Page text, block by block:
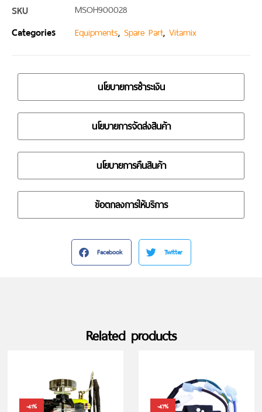
SKU MSOH900028
Categories Equipments, Spare Part, Vitamix
นโยบายการชำระเงิน
นโยบายการจัดส่งสินค้า
นโยบายการคืนสินค้า
ข้อตกลงการให้บริการ
Facebook Twitter
Related products
-41% -47%